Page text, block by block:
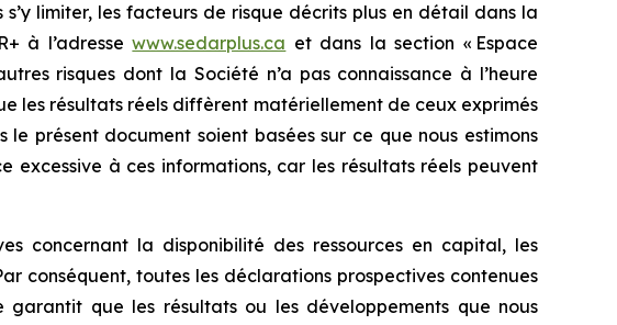
limiter, les facteurs de risque décrits plus en détail dans la
à l’adressewww.sedarplus.ca et dans la section « Espace
risques dont la Société n’a pas connaissance à l’heure
les résultats réels diffèrent matériellement de ceux exprimés
présent document soient basées sur ce que nous estimons
excessive à ces informations, car les résultats réels peuvent
concernant la disponibilité des ressources en capital, les
conséquent, toutes les déclarations prospectives contenues
garantit que les résultats ou les développements que nous